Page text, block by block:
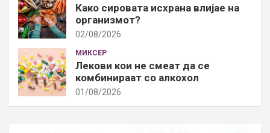
Како сировата исхрана влијае на
организмот?
02/08/2026
МИКСЕР
Лекови кои не смеат да се
комбинираат со алкохол
01/08/2026